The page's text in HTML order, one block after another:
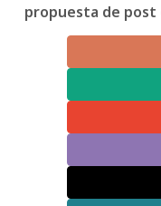
propuesta de post